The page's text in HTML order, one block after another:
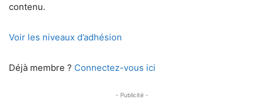
contenu.
Voir les niveaux d’adhésion
Déjà membre ? Connectez-vous ici
- Publicité -